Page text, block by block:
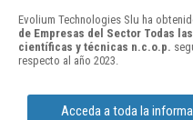
Evolium Technologies Slu ha
de Empresas del Sector Todas
científicas y técnicas n.c.o.p.
respecto al año 2023.
Acceda a toda la